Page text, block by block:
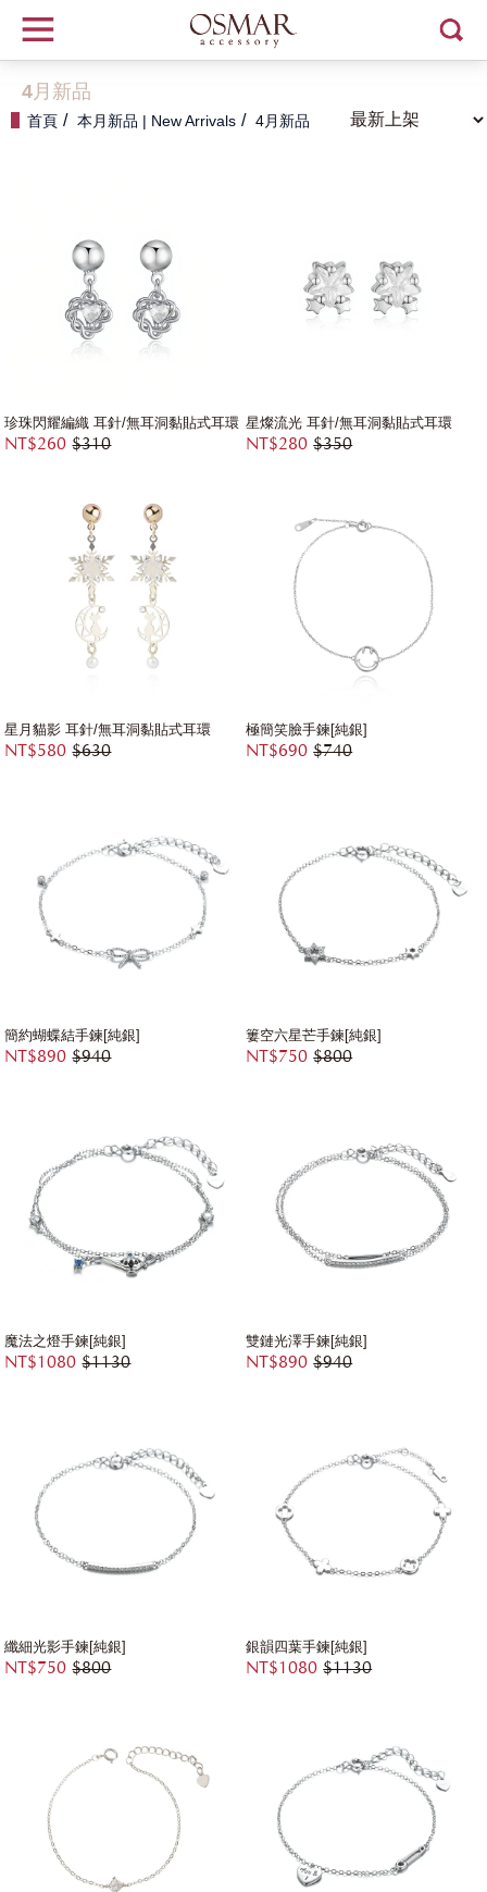
4月新品
首頁 本月新品 | New Arrivals 4月新品
珍珠閃耀編織 耳針/無耳洞黏貼式耳環
NT$260 $310
星燦流光 耳針/無耳洞黏貼式耳環
NT$280 $350
星月貓影 耳針/無耳洞黏貼式耳環
NT$580 $630
極簡笑臉手鍊[純銀]
NT$690 $740
簡約蝴蝶結手鍊[純銀]
NT$890 $940
簍空六星芒手鍊[純銀]
NT$750 $800
魔法之燈手鍊[純銀]
NT$1080 $1130
雙鏈光澤手鍊[純銀]
NT$890 $940
纖細光影手鍊[純銀]
NT$750 $800
銀韻四葉手鍊[純銀]
NT$1080 $1130